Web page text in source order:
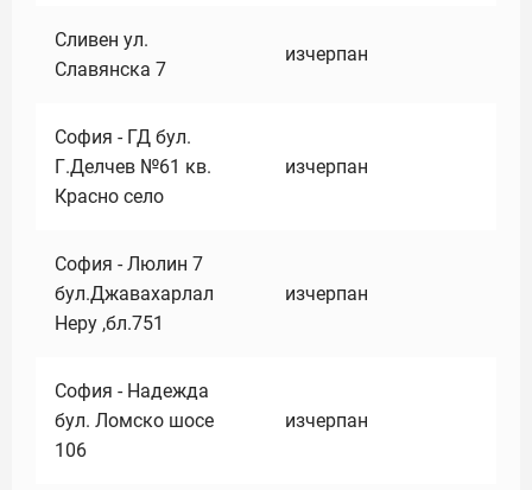
Сливен ул.
Славянска 7
изчерпан
София - ГД бул.
Г.Делчев №61 кв.
Красно село
изчерпан
София - Люлин 7
бул.Джавахарлал
Неру ,бл.751
изчерпан
София - Надежда
бул. Ломско шосе
106
изчерпан